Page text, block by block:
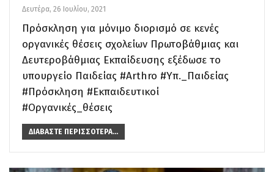
Δευτέρα, 26 Ιουλίου, 2021
Πρόσκληση για μόνιμο διορισμό σε κενές
οργανικές θέσεις σχολείων Πρωτοβάθμιας και
Δευτεροβάθμιας Εκπαίδευσης εξέδωσε το
υπουργείο Παιδείας #Arthro #Υπ._Παιδείας
#Πρόσκληση #Εκπαιδευτικοί
#Οργανικές_θέσεις
ΔΙΑΒΆΣΤΕ ΠΕΡΙΣΣΌΤΕΡΑ...